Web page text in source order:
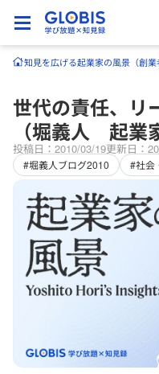
知見を広げる起業家の風景（創業
世代の責任、リ
（堀義人 起業
投稿日：2010/03/19更新日：
#堀義人ブログ2010 #社会